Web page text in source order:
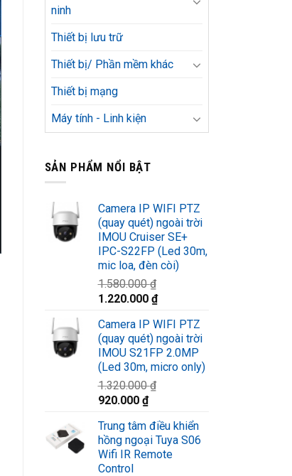
ninh
Thiết bị lưu trữ
Thiết bị/ Phần mềm khác
Thiết bị mạng
Máy tính - Linh kiện
SẢN PHẨM NỔI BẬT
Camera IP WIFI PTZ
(quay quét) ngoài trời
IMOU Cruiser SE+
IPC-S22FP (Led 30m,
mic loa, đèn còi)
1.580.000₫
Giá
là:
1.580.000 ₫.
1.220.000 ₫Giá
tại
là:
1.220.000 ₫.
Camera IP WIFI PTZ
(quay quét) ngoài trời
IMOU S21FP 2.0MP
(Led 30m, micro only)
1.320.000₫
Giá
là:
1.320.000 ₫.
920.000 ₫Giá
tại
là:
920.000 ₫.
Trung tâm điều khiển
hồng ngoại Tuya S06
Wifi IR Remote
Control